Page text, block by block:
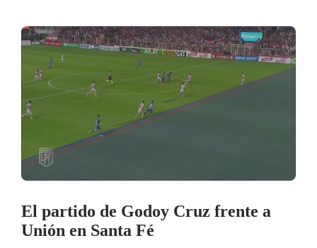
El partido de Godoy Cruz frente a
Unión en Santa Fé